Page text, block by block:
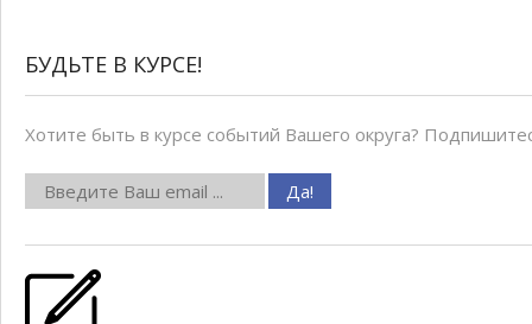
БУДЬТЕ В КУРСЕ!
Хотите быть в курсе событий Вашего округа?